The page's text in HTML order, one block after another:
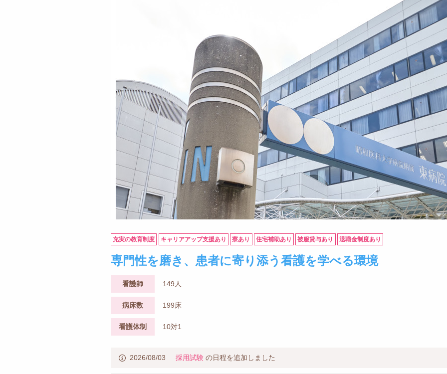
充実の教育制度 キャリアアップ支援あり 寮あり 住宅補助あり 被服貸与あり 退職金制度あり
専門性を磨き、患者に寄り添う看護を学べる環境
看護師 149人
病床数 199床
看護体制 10対1
2026/08/03 採用試験 の日程を追加しました